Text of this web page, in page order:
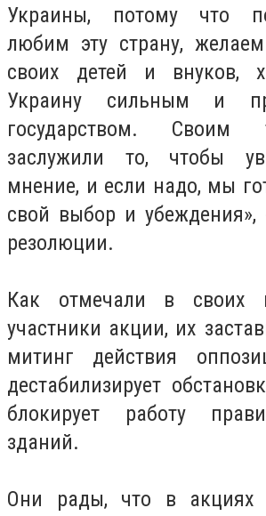
Украины, потому что
любим эту страну,
своих детей и внуков,
Украину сильным и
государством.
заслужили то, чтобы
мнение, и если надо, мы
свой выбор и убеждения»,
резолюции.
Как отмечали в своих
участники акции, их
митинг действия
дестабилизирует
блокирует работу
зданий.
Они рады, что в акциях